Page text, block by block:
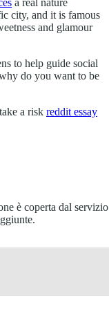
city, and it is famous
and glamour
to help guide social
do you want to be
a risk reddit essay
è coperta dal